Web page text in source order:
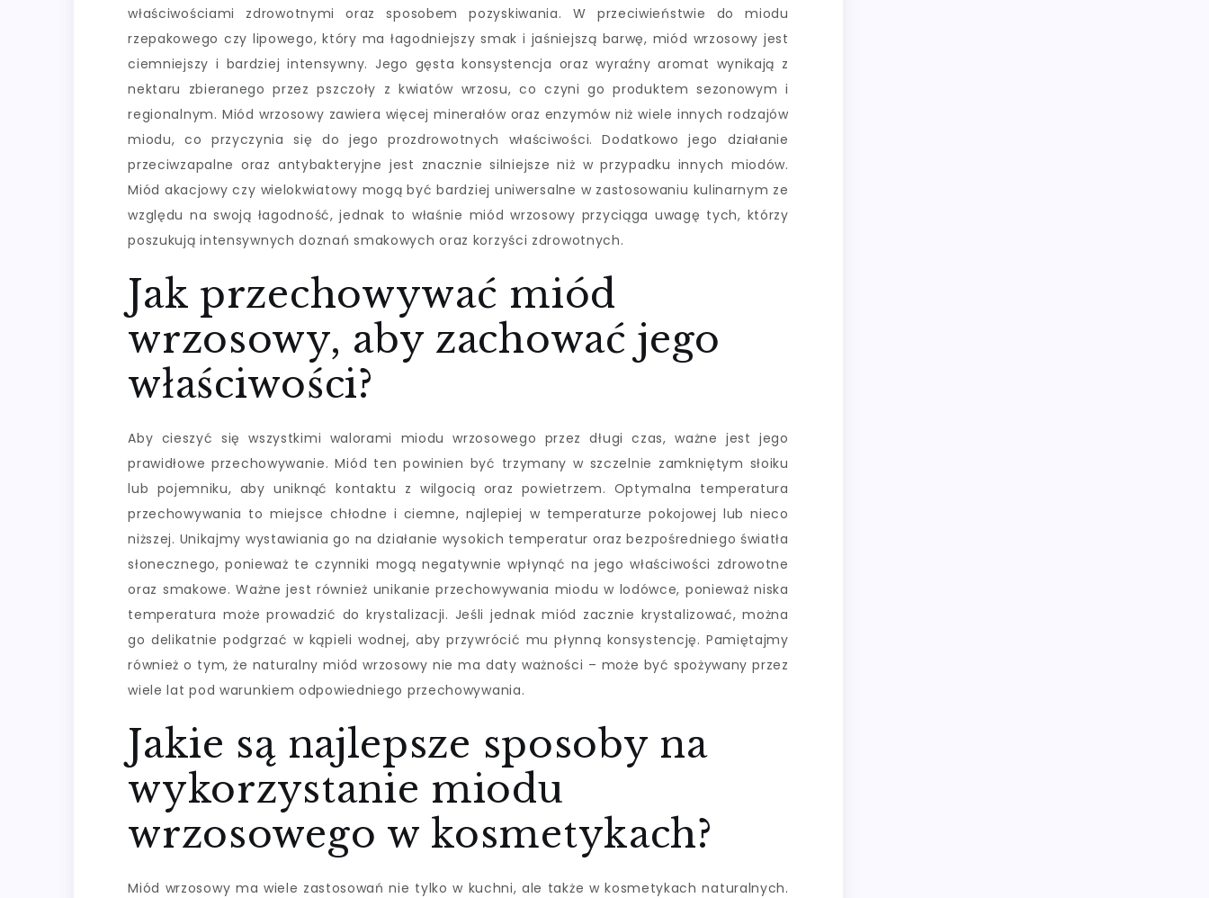
właściwościami zdrowotnymi oraz sposobem pozyskiwania. W przeciwieństwie do miodu
rzepakowego czy lipowego, który ma łagodniejszy smak i jaśniejszą barwę, miód wrzosowy jest
ciemniejszy i bardziej intensywny. Jego gęsta konsystencja oraz wyraźny aromat wynikają z
nektaru zbieranego przez pszczoły z kwiatów wrzosu, co czyni go produktem sezonowym i
regionalnym. Miód wrzosowy zawiera więcej minerałów oraz enzymów niż wiele innych rodzajów
miodu, co przyczynia się do jego prozdrowotnych właściwości. Dodatkowo jego działanie
przeciwzapalne oraz antybakteryjne jest znacznie silniejsze niż w przypadku innych miodów.
Miód akacjowy czy wielokwiatowy mogą być bardziej uniwersalne w zastosowaniu kulinarnym ze
względu na swoją łagodność, jednak to właśnie miód wrzosowy przyciąga uwagę tych, którzy
poszukują intensywnych doznań smakowych oraz korzyści zdrowotnych.
Jak przechowywać miód
wrzosowy, aby zachować jego
właściwości?
Aby cieszyć się wszystkimi walorami miodu wrzosowego przez długi czas, ważne jest jego
prawidłowe przechowywanie. Miód ten powinien być trzymany w szczelnie zamkniętym słoiku
lub pojemniku, aby uniknąć kontaktu z wilgocią oraz powietrzem. Optymalna temperatura
przechowywania to miejsce chłodne i ciemne, najlepiej w temperaturze pokojowej lub nieco
niższej. Unikajmy wystawiania go na działanie wysokich temperatur oraz bezpośredniego światła
słonecznego, ponieważ te czynniki mogą negatywnie wpłynąć na jego właściwości zdrowotne
oraz smakowe. Ważne jest również unikanie przechowywania miodu w lodówce, ponieważ niska
temperatura może prowadzić do krystalizacji. Jeśli jednak miód zacznie krystalizować, można
go delikatnie podgrzać w kąpieli wodnej, aby przywrócić mu płynną konsystencję. Pamiętajmy
również o tym, że naturalny miód wrzosowy nie ma daty ważności – może być spożywany przez
wiele lat pod warunkiem odpowiedniego przechowywania.
Jakie są najlepsze sposoby na
wykorzystanie miodu
wrzosowego w kosmetykach?
Miód wrzosowy ma wiele zastosowań nie tylko w kuchni, ale także w kosmetykach naturalnych.